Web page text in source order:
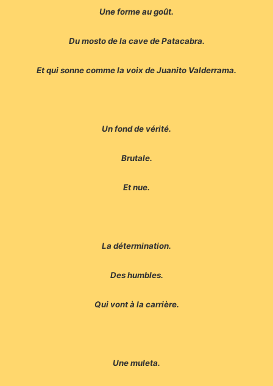
Une forme au goût.
Du mosto de la cave de Patacabra.
Et qui sonne comme la voix de Juanito Valderrama.
Un fond de vérité.
Brutale.
Et nue.
La détermination.
Des humbles.
Qui vont à la carrière.
Une muleta.